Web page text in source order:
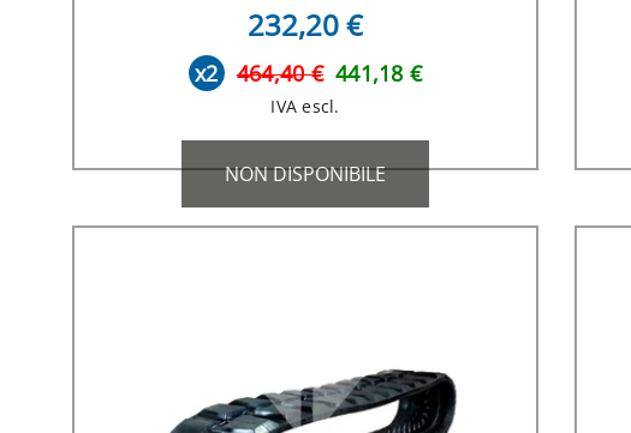
232,20 €
x2 464,40 € 441,18 €
IVA escl.
NON DISPONIBILE